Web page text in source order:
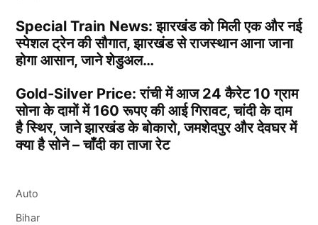
Special Train News: झारखंड को मिली एक और नई
स्पेशल ट्रेन की सौगात, झारखंड से राजस्थान आना जाना
होगा आसान, जाने शेडुअल…
Gold-Silver Price: रांची में आज 24 कैरेट 10 ग्राम
सोना के दामों में 160 रूपए की आई गिरावट, चांदी के दाम
है स्थिर, जाने झारखंड के बोकारो, जमशेदपुर और देवघर में
क्या है सोने – चाँदी का ताजा रेट
Auto
Bihar